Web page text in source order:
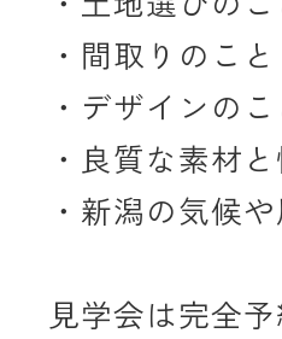
・間取りのこと
・デザインのこ
・良質な素材
・新潟の気候
見学会は完全